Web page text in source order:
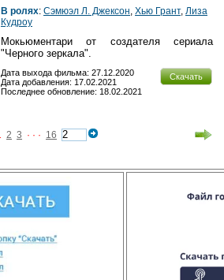
В ролях: Сэмюэл Л. Джексон, Хью Грант, Лиза
Кудроу
Мокьюментари от создателя сериала
"Черного зеркала".
Скачать
Дата выхода фильма: 27.12.2020
Дата добавления: 17.02.2021
Последнее обновление: 18.02.2021
2 3 · · · 16